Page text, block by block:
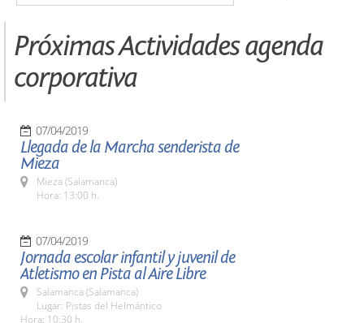
Próximas Actividades agenda
corporativa
07/04/2019
Llegada de la Marcha senderista de
Mieza
Mieza (Salamanca)
Hora: 13:00 h.
07/04/2019
Jornada escolar infantil y juvenil de
Atletismo en Pista al Aire Libre
Salamanca (Salamanca)
Lugar: Pistas del Helmántico
Hora: 10:30 h.